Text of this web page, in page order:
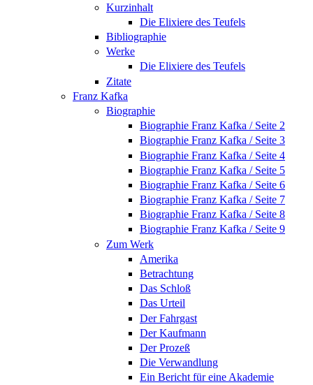
Kurzinhalt
Die Elixiere des Teufels
Bibliographie
Werke
Die Elixiere des Teufels
Zitate
Franz Kafka
Biographie
Biographie Franz Kafka / Seite 2
Biographie Franz Kafka / Seite 3
Biographie Franz Kafka / Seite 4
Biographie Franz Kafka / Seite 5
Biographie Franz Kafka / Seite 6
Biographie Franz Kafka / Seite 7
Biographie Franz Kafka / Seite 8
Biographie Franz Kafka / Seite 9
Zum Werk
Amerika
Betrachtung
Das Schloß
Das Urteil
Der Fahrgast
Der Kaufmann
Der Prozeß
Die Verwandlung
Ein Bericht für eine Akademie